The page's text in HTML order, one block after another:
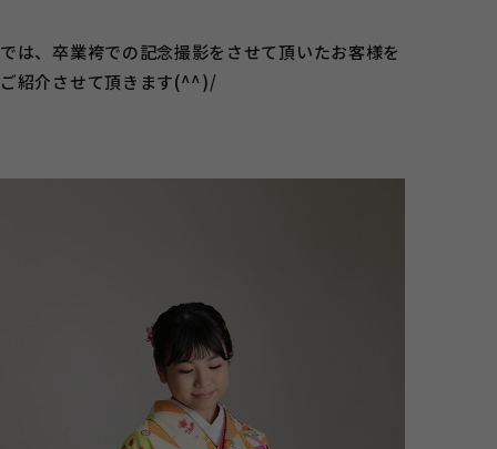
では、卒業袴での記念撮影をさせて頂いたお客様を
ご紹介させて頂きます(^^)/